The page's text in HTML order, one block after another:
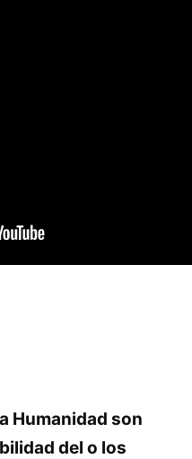
Humanidad son
del o los